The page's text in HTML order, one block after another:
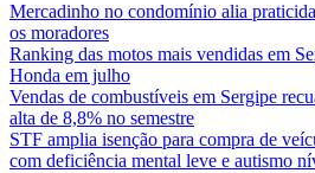
Mercadinho no condomínio alia
os moradores
Ranking das motos mais vendidas em
Honda em julho
Vendas de combustíveis em Sergipe
alta de 8,8% no semestre
STF amplia isenção para compra de
com deficiência mental leve e autismo